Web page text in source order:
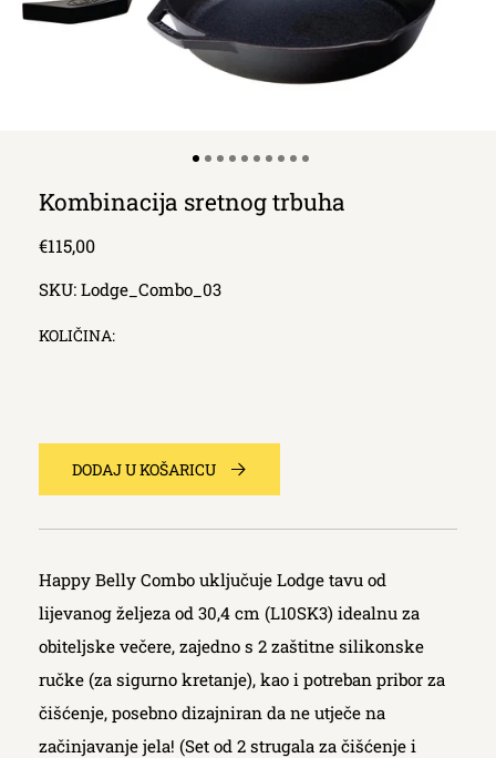
Kombinacija sretnog trbuha
Redna
€115,00
SKU: Lodge_Combo_03
KOLIČINA:
DODAJ U KOŠARICU
Happy Belly Combo uključuje Lodge tavu od
lijevanog željeza od 30,4 cm (L10SK3) idealnu za
obiteljske večere, zajedno s 2 zaštitne silikonske
ručke (za sigurno kretanje), kao i potreban pribor za
čišćenje, posebno dizajniran da ne utječe na
začinjavanje jela! (Set od 2 strugala za čišćenje i